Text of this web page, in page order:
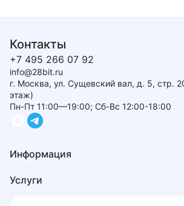
Контакты
+7 495 266 07 92
info@28bit.ru
г. Москва, ул. Сущевский вал, д. 5, стр.
этаж)
Пн-Пт 11:00—19:00; Сб-Вс 12:00-18:00
Информация
Услуги